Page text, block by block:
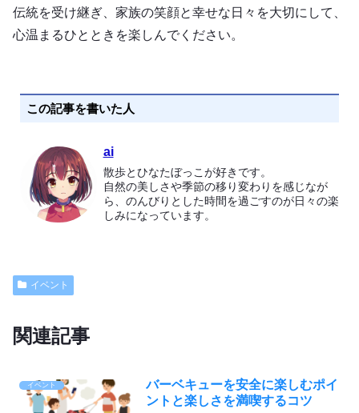
伝統を受け継ぎ、家族の笑顔と幸せな日々を大切にして、
心温まるひとときを楽しんでください。
この記事を書いた人
ai
散歩とひなたぼっこが好きです。
自然の美しさや季節の移り変わりを感じなが
ら、のんびりとした時間を過ごすのが日々の楽
しみになっています。
イベント
関連記事
イベント
バーベキューを安全に楽しむポイ
ントと楽しさを満喫するコツ